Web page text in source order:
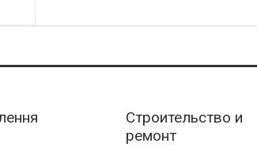
Строительство и
ремонт